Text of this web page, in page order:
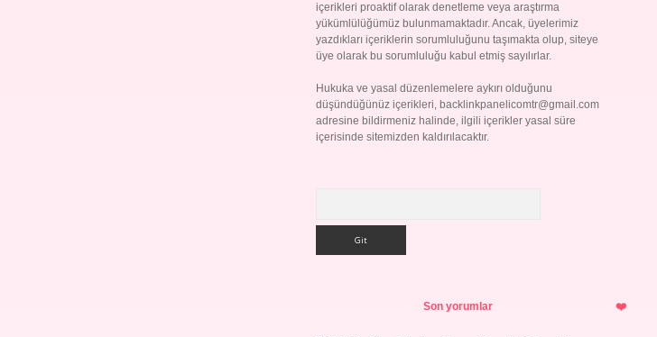
içerikleri proaktif olarak denetleme veya araştırma
yükümlülüğümüz bulunmamaktadır. Ancak, üyelerimiz
yazdıkları içeriklerin sorumluluğunu taşımakta olup, siteye
üye olarak bu sorumluluğu kabul etmiş sayılırlar.
Hukuka ve yasal düzenlemelere aykırı olduğunu
düşündüğünüz içerikleri, backlinkpanelicomtr@gmail.com
adresine bildirmeniz halinde, ilgili içerikler yasal süre
içerisinde sitemizden kaldırılacaktır.
Son yorumlar